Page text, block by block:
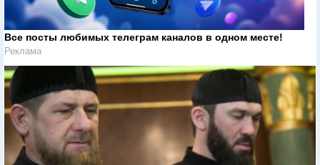
Все посты любимых телеграм каналов в одном месте!
Реклама